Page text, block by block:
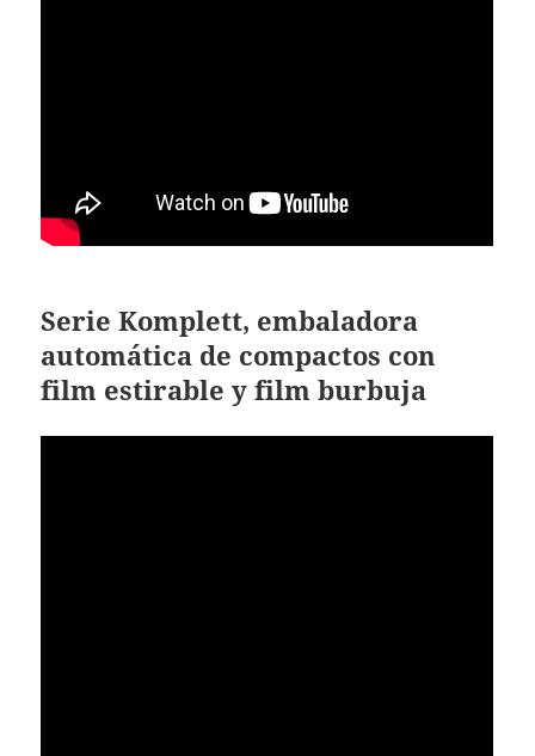
Serie Komplett, embaladora
automática de compactos con
film estirable y film burbuja